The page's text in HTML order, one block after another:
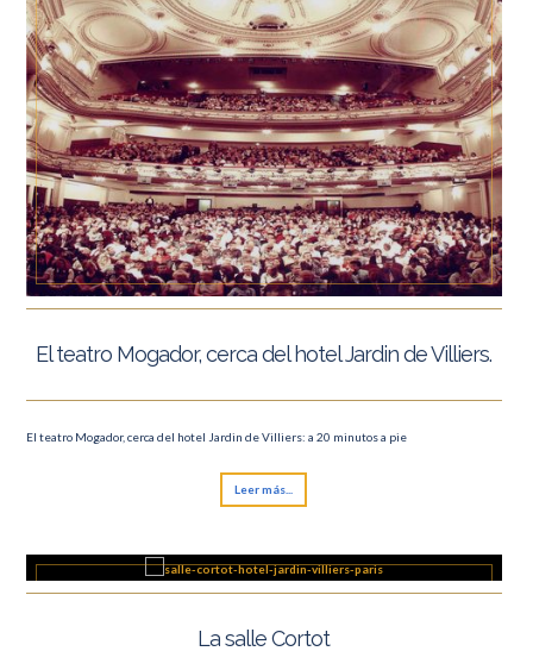
El teatro Mogador, cerca del hotel Jardin de Villiers.
El teatro Mogador, cerca del hotel Jardin de Villiers: a 20 minutos a pie
Leer más...
La salle Cortot